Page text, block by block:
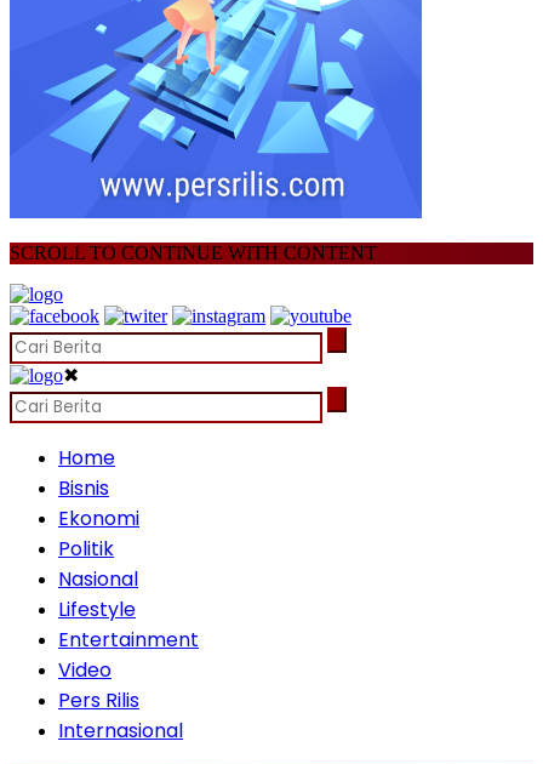
SCROLL TO CONTINUE WITH CONTENT
✖
Home
Bisnis
Ekonomi
Politik
Nasional
Lifestyle
Entertainment
Video
Pers Rilis
Internasional